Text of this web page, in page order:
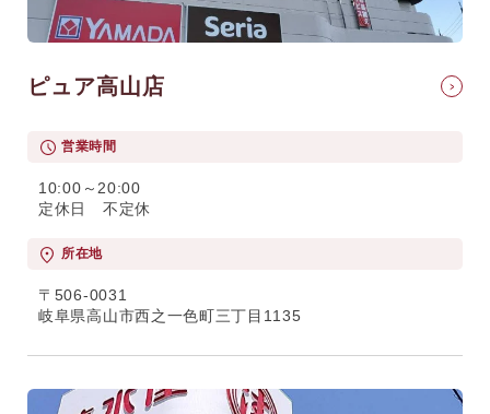
ピュア高山店
営業時間
10:00～20:00
定休日 不定休
所在地
〒506-0031
岐阜県高山市西之一色町三丁目1135